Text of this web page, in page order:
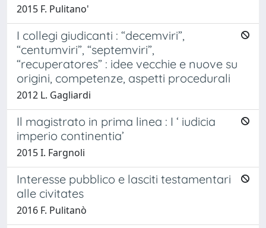
2015 F. Pulitano'
I collegi giudicanti : “decemviri”,
“centumviri”, “septemviri”,
“recuperatores” : idee vecchie e nuove su
origini, competenze, aspetti procedurali
2012 L. Gagliardi
Il magistrato in prima linea : I ‘ iudicia
imperio continentia’
2015 I. Fargnoli
Interesse pubblico e lasciti testamentari
alle civitates
2016 F. Pulitanò